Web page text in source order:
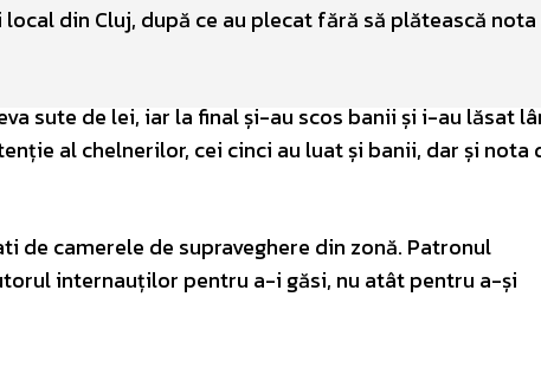
din Cluj, după ce au plecat fără să plătească nota
sute de lei, iar la final și-au scos banii și i-au lăsat
al chelnerilor, cei cinci au luat și banii, dar și nota
de camerele de supraveghere din zonă. Patronul
internauților pentru a-i găsi, nu atât pentru a-și